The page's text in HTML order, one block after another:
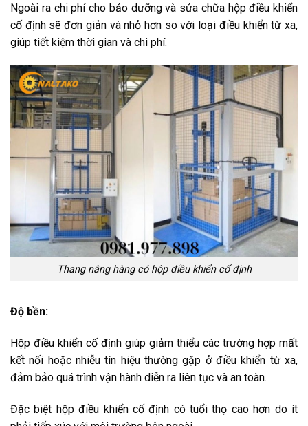
Ngoài ra chi phí cho bảo dưỡng và sửa chữa hộp điều khiển
cố định sẽ đơn giản và nhỏ hơn so với loại điều khiển từ xa,
giúp tiết kiệm thời gian và chi phí.
Thang nâng hàng có hộp điều khiển cố định
Độ bền:
Hộp điều khiển cố định giúp giảm thiểu các trường hợp mất
kết nối hoặc nhiễu tín hiệu thường gặp ở điều khiển từ xa,
đảm bảo quá trình vận hành diễn ra liên tục và an toàn.
Đặc biệt hộp điều khiển cố định có tuổi thọ cao hơn do ít